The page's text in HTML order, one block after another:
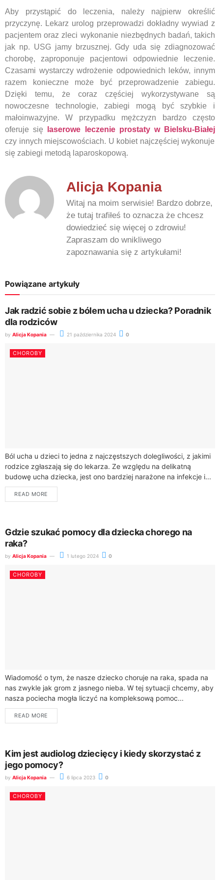
Aby przystąpić do leczenia, należy najpierw określić
przyczynę. Lekarz urolog przeprowadzi dokładny wywiad z
pacjentem oraz zleci wykonanie niezbędnych badań, takich
jak np. USG jamy brzusznej. Gdy uda się zdiagnozować
chorobę, zaproponuje pacjentowi odpowiednie leczenie.
Czasami wystarczy wdrożenie odpowiednich leków, innym
razem konieczne może być przeprowadzenie zabiegu.
Dzięki temu, że coraz częściej wykorzystywane są
nowoczesne technologie, zabiegi mogą być szybkie i
małoinwazyjne. W przypadku mężczyzn bardzo często
oferuje się
laserowe leczenie prostaty w Bielsku-Białej
czy innych miejscowościach. U kobiet najczęściej wykonuje
się zabiegi metodą laparoskopową.
Alicja Kopania
Witaj na moim serwisie! Bardzo dobrze,
że tutaj trafiłeś to oznacza że chcesz
dowiedzieć się więcej o zdrowiu!
Zapraszam do wnikliwego
zapoznawania się z artykułami!
Powiązane artykuły
Jak radzić sobie z bólem ucha u dziecka? Poradnik
dla rodziców
by Alicja Kopania 21 października 2024 0
CHOROBY
Ból ucha u dzieci to jedna z najczęstszych dolegliwości, z jakimi
rodzice zgłaszają się do lekarza. Ze względu na delikatną
budowę ucha dziecka, jest ono bardziej narażone na infekcje i...
READ MORE
Gdzie szukać pomocy dla dziecka chorego na
raka?
by Alicja Kopania 1 lutego 2024 0
CHOROBY
Wiadomość o tym, że nasze dziecko choruje na raka, spada na
nas zwykle jak grom z jasnego nieba. W tej sytuacji chcemy, aby
nasza pociecha mogła liczyć na kompleksową pomoc...
READ MORE
Kim jest audiolog dziecięcy i kiedy skorzystać z
jego pomocy?
by Alicja Kopania 6 lipca 2023 0
CHOROBY